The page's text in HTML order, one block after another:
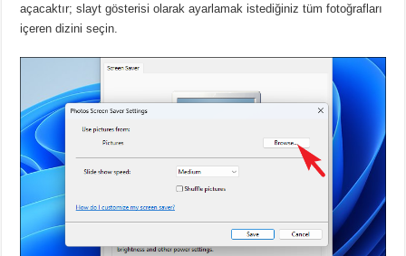
açacaktır;slayt gösterisi olarak ayarlamak istediğiniz tüm fotoğrafları
içeren dizini seçin.